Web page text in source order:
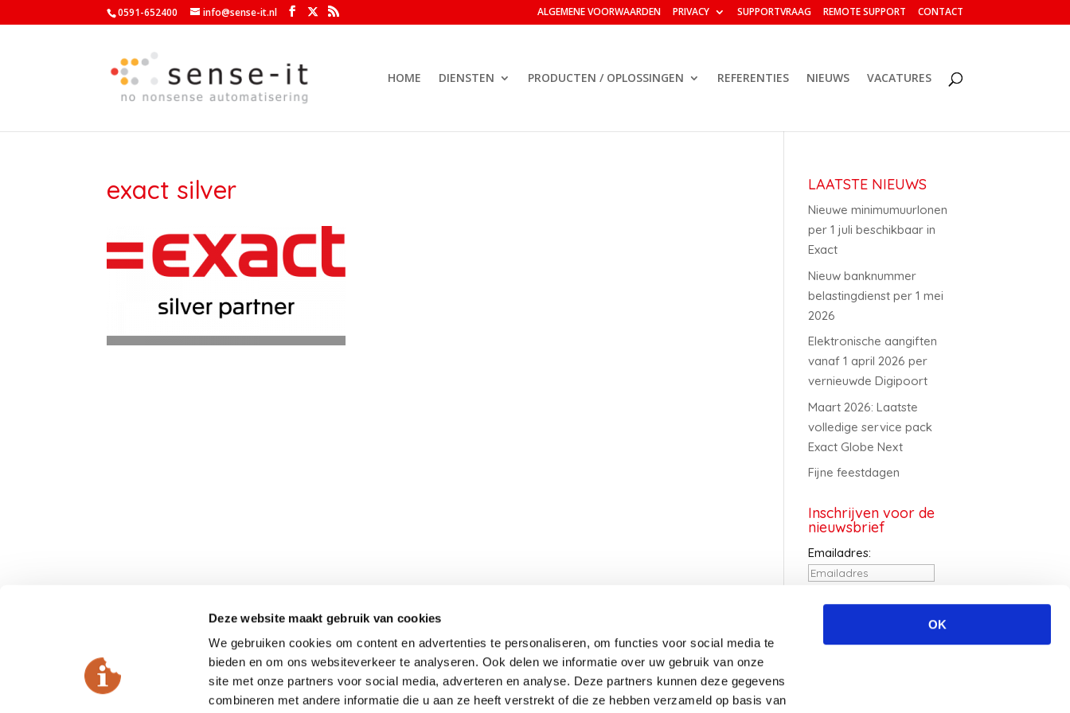
Deze website maakt gebruik van cookies
We gebruiken cookies om content en advertenties te personaliseren, om functies voor social media te
bieden en om ons websiteverkeer te analyseren. Ook delen we informatie over uw gebruik van onze
site met onze partners voor social media, adverteren en analyse. Deze partners kunnen deze gegevens
combineren met andere informatie die u aan ze heeft verstrekt of die ze hebben verzameld op basis van
OK
0591-652400 info@sense-it.nl ALGEMENE VOORWAARDEN PRIVACY SUPPORTVRAAG REMOTE SUPPORT CONTACT
HOME DIENSTEN PRODUCTEN / OPLOSSINGEN REFERENTIES NIEUWS VACATURES
exact silver LAATSTE NIEUWS
Nieuwe minimumuurlonen
per 1 juli beschikbaar in
Exact
Nieuw banknummer
belastingdienst per 1 mei
2026
Elektronische aangiften
vanaf 1 april 2026 per
vernieuwde Digipoort
Maart 2026: Laatste
volledige service pack
Exact Globe Next
Fijne feestdagen
Inschrijven voor de
nieuwsbrief
Emailadres:
Voornaam: